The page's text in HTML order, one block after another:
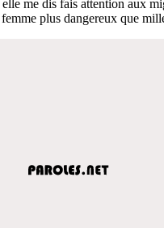
me dis fais attention aux
plus dangereux que